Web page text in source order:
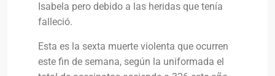
Isabela pero debido a las heridas que tenía
falleció.
Esta es la sexta muerte violenta que ocurren
este fin de semana, según la uniformada el